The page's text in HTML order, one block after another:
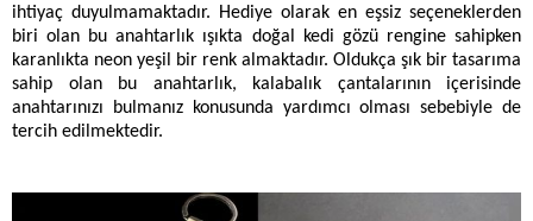
ihtiyaç duyulmamaktadır. Hediye olarak en eşsiz seçeneklerden
biri olan bu anahtarlık ışıkta doğal kedi gözü rengine sahipken
karanlıkta neon yeşil bir renk almaktadır. Oldukça şık bir tasarıma
sahip olan bu anahtarlık, kalabalık çantalarının içerisinde
anahtarınızı bulmanız konusunda yardımcı olması sebebiyle de
tercih edilmektedir.